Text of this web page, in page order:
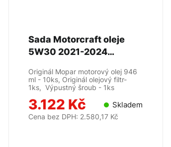
Sada Motorcraft oleje
5W30 2021-2024
MOTORCRAFT
Originál Mopar motorový olej 946
ml - 10ks, Originál olejový filtr-
1ks, Výpustný šroub - 1ks
3.122 Kč Skladem
Cena bez DPH: 2.580,17 Kč